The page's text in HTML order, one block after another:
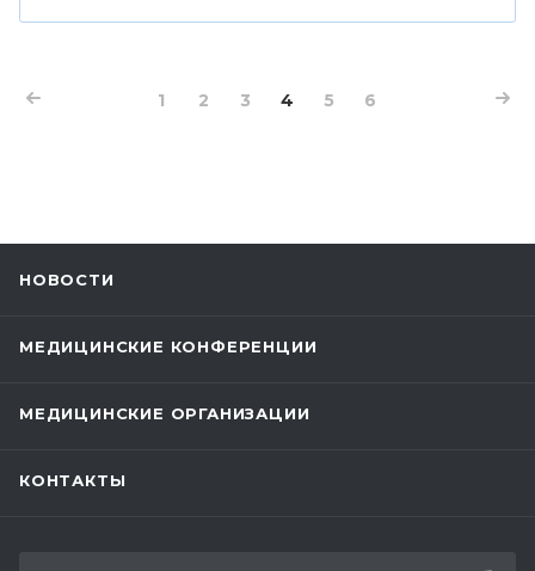
1 2 3 4 5 6
НОВОСТИ
МЕДИЦИНСКИЕ КОНФЕРЕНЦИИ
МЕДИЦИНСКИЕ ОРГАНИЗАЦИИ
КОНТАКТЫ